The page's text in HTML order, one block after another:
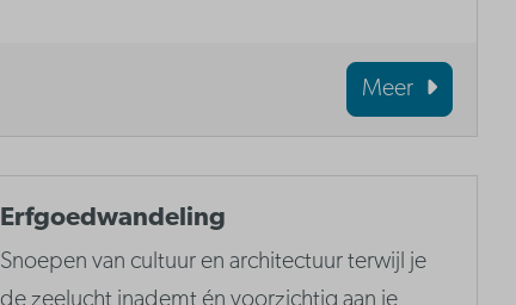
Meer
Erfgoedwandeling
Snoepen van cultuur en architectuur terwijl je